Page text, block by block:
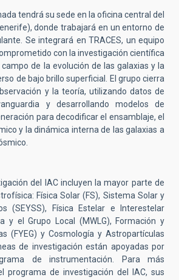
tendrá su sede en la oficina central del
donde trabajará en un entorno de
Se integrará en TRACES, un equipo
con la investigación científica
de la evolución de las galaxias y la
de bajo brillo superficial. El grupo cierra
y la teoría, utilizando datos de
y desarrollando modelos de
para decodificar el ensamblaje, el
y la dinámica interna de las galaxias a
del IAC incluyen la mayor parte de
Física Solar (FS), Sistema Solar y
(SEYSS), Física Estelar e Interestelar
y el Grupo Local (MWLG), Formación y
(FYEG) y Cosmología y Astropartículas
de investigación están apoyadas por
de instrumentación. Para más
programa de investigación del IAC, sus